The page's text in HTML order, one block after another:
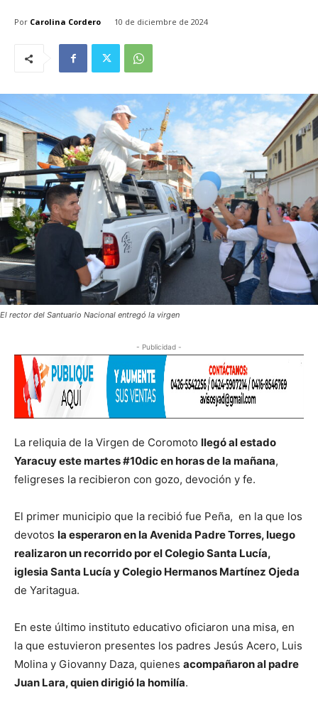
Por Carolina Cordero 10 de diciembre de 2024
El rector del Santuario Nacional entregó la virgen
- Publicidad -
La reliquia de la Virgen de Coromoto llegó al estado
Yaracuy este martes #10dic en horas de la mañana,
feligreses la recibieron con gozo, devoción y fe.
El primer municipio que la recibió fue Peña, en la que los
devotos la esperaron en la Avenida Padre Torres, luego
realizaron un recorrido por el Colegio Santa Lucía,
iglesia Santa Lucía y Colegio Hermanos Martínez Ojeda
de Yaritagua.
En este último instituto educativo oficiaron una misa, en
la que estuvieron presentes los padres Jesús Acero, Luis
Molina y Giovanny Daza, quienes acompañaron al padre
Juan Lara, quien dirigió la homilía.